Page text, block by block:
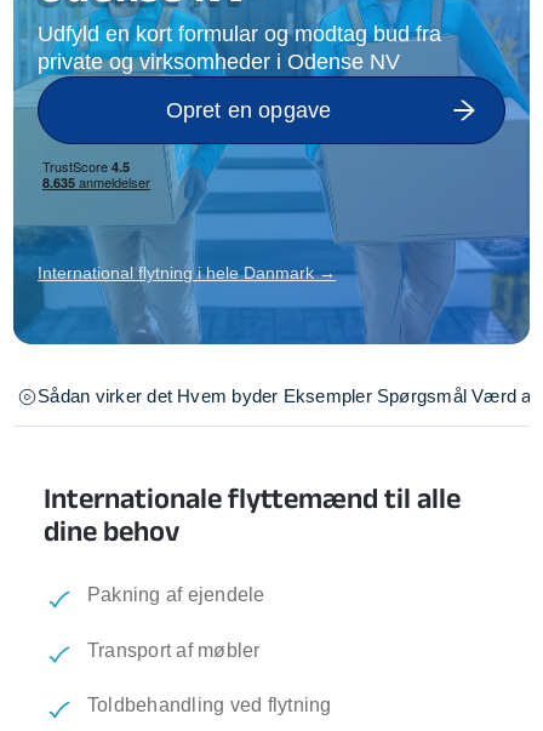
Udfyld en kort formular og modtag bud fra
private og virksomheder i Odense NV
Opret en opgave
International flytning i hele Danmark →
Sådan virker det Hvem byder Eksempler Spørgsmål Værd at
Internationale flyttemænd til alle
dine behov
Pakning af ejendele
Transport af møbler
Toldbehandling ved flytning